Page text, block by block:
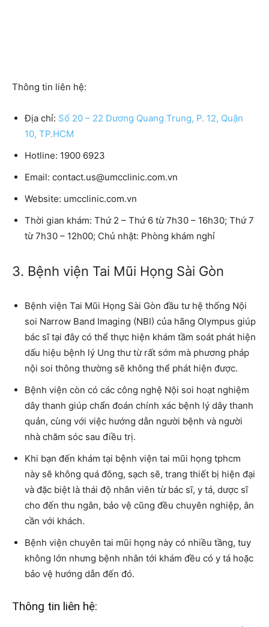
Thông tin liên hệ:
Địa chỉ: Số 20 – 22 Dương Quang Trung, P. 12, Quận
10, TP.HCM
Hotline: 1900 6923
Email: contact.us@umcclinic.com.vn
Website: umcclinic.com.vn
Thời gian khám: Thứ 2 – Thứ 6 từ 7h30 – 16h30; Thứ 7
từ 7h30 – 12h00; Chủ nhật: Phòng khám nghỉ
3. Bệnh viện Tai Mũi Họng Sài Gòn
Bệnh viện Tai Mũi Họng Sài Gòn đầu tư hệ thống Nội
soi Narrow Band Imaging (NBI) của hãng Olympus giúp
bác sĩ tại đây có thể thực hiện khám tầm soát phát hiện
dấu hiệu bệnh lý Ung thư từ rất sớm mà phương pháp
nội soi thông thường sẽ không thể phát hiện được.
Bệnh viện còn có các công nghệ Nội soi hoạt nghiệm
dây thanh giúp chẩn đoán chính xác bệnh lý dây thanh
quản, cùng với việc hướng dẫn người bệnh và người
nhà chăm sóc sau điều trị.
Khi bạn đến khám tại bệnh viện tai mũi họng tphcm
này sẽ không quá đông, sạch sẽ, trang thiết bị hiện đại
và đặc biệt là thái độ nhân viên từ bác sĩ, y tá, dược sĩ
cho đến thu ngân, bảo vệ cũng đều chuyên nghiệp, ân
cần với khách.
Bệnh viện chuyên tai mũi họng này có nhiều tầng, tuy
không lớn nhưng bệnh nhân tới khám đều có y tá hoặc
bảo vệ hướng dẫn đến đó.
Thông tin liên hệ: